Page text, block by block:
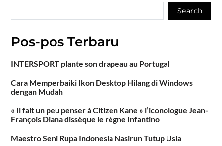
Search
Pos-pos Terbaru
INTERSPORT plante son drapeau au Portugal
Cara Memperbaiki Ikon Desktop Hilang di Windows
dengan Mudah
« Il fait un peu penser à Citizen Kane » l’iconologue Jean-
François Diana dissèque le règne Infantino
Maestro Seni Rupa Indonesia Nasirun Tutup Usia